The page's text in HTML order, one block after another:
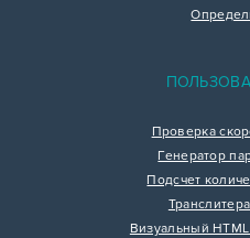
Проверка
Генератор
Подсчет
Визуальный